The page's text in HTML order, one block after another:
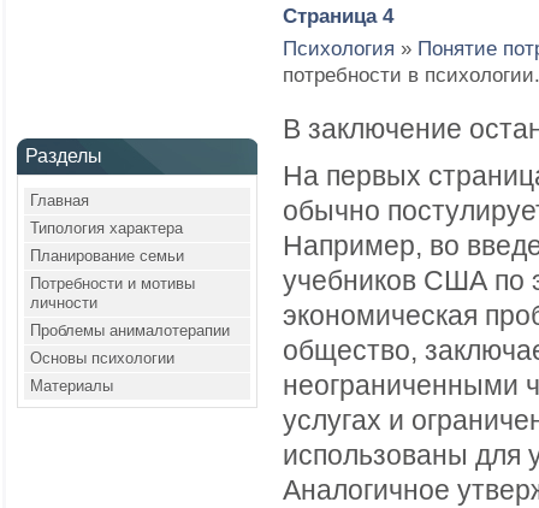
Разделы
Главная
Типология характера
Планирование семьи
Потребности и мотивы
личности
Проблемы анималотерапии
Основы психологии
Материалы
Страница 4
Психология » Понятие
потребности в
В заключение
На первых
обычно
Например, во
учебников США по
экономическая
общество,
неограниченными
услугах и
использованы для
Аналогичное